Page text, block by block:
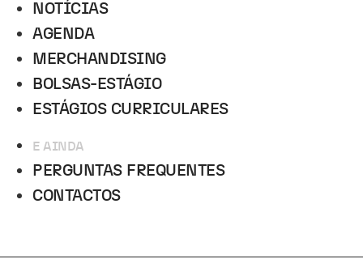
NOTÍCIAS
AGENDA
MERCHANDISING
BOLSAS-ESTÁGIO
ESTÁGIOS CURRICULARES
E AINDA
PERGUNTAS FREQUENTES
CONTACTOS